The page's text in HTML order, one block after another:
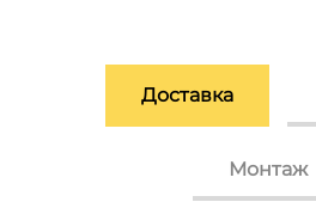
Доставка
Монтаж